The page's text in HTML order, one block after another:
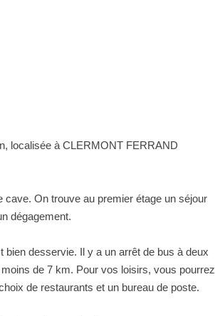
localisée à CLERMONT FERRAND
cave. On trouve au premier étage un séjour
dégagement.
desservie. Il y a un arrêt de bus à deux
de 7 km. Pour vos loisirs, vous pourrez
de restaurants et un bureau de poste.